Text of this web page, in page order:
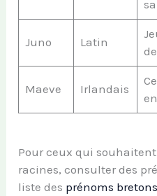
Juno Latin
Maeve Irlandais
Pour ceux qui
racines, consulter des
liste des prénoms